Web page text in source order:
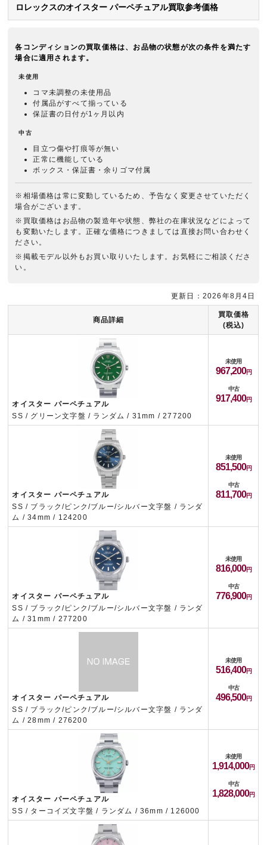
ロレックスのオイスター パーペチュアル買取参考価格
各コンディションの買取価格は、お品物の状態が次の条件を満たす
場合に適用されます。
未使用
コマ未調整の未使用品
付属品がすべて揃っている
保証書の日付が1ヶ月以内
中古
目立つ傷や打痕等が無い
正常に機能している
ボックス・保証書・余りゴマ付属
※相場価格は常に変動しているため、予告なく変更させていただく
場合がございます。
※買取価格はお品物の製造年や状態、弊社の在庫状況などによって
も変動いたします。正確な価格につきましては直接お問い合わせく
ださい。
※掲載モデル以外もお買い取りいたします。お気軽にご相談くださ
い。
商品詳細
買取価格
(税込)
オイスター パーペチュアル
SS / グリーン文字盤 / ランダム / 31mm / 277200
未使用
967,200
中古
917,400
オイスター パーペチュアル
SS / ブラック/ピンク/ブルー/シルバー文字盤 / ランダ
ム / 34mm / 124200
未使用
851,500
中古
811,700
オイスター パーペチュアル
SS / ブラック/ピンク/ブルー/シルバー文字盤 / ランダ
ム / 31mm / 277200
未使用
816,000
中古
776,900
オイスター パーペチュアル
SS / ブラック/ピンク/ブルー/シルバー文字盤 / ランダ
ム / 28mm / 276200
未使用
516,400
中古
496,500
オイスター パーペチュアル
SS / ターコイズ文字盤 / ランダム / 36mm / 126000
未使用
1,914,000
中古
1,828,000
更新日：2026年8月4日